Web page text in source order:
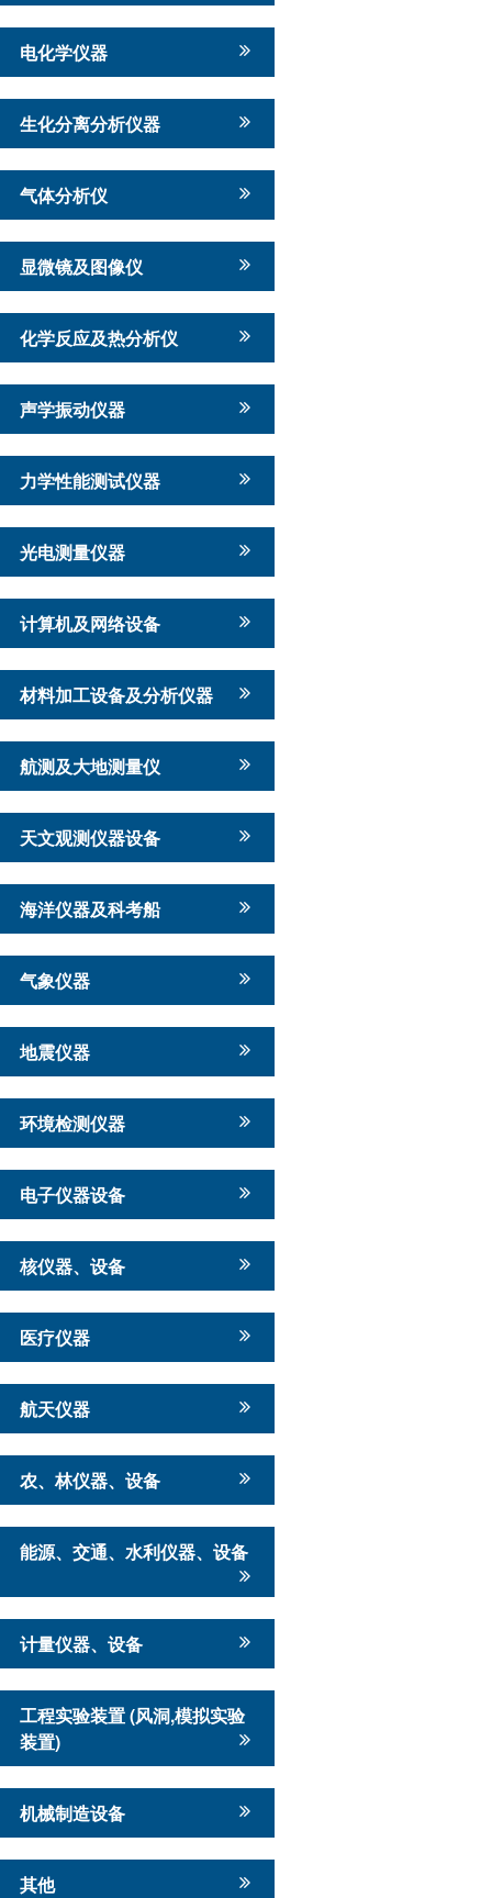
电化学仪器
生化分离分析仪器
气体分析仪
显微镜及图像仪
化学反应及热分析仪
声学振动仪器
力学性能测试仪器
光电测量仪器
计算机及网络设备
材料加工设备及分析仪器
航测及大地测量仪
天文观测仪器设备
海洋仪器及科考船
气象仪器
地震仪器
环境检测仪器
电子仪器设备
核仪器、设备
医疗仪器
航天仪器
农、林仪器、设备
能源、交通、水利仪器、设备
计量仪器、设备
工程实验装置 (风洞,模拟实验
装置)
机械制造设备
其他